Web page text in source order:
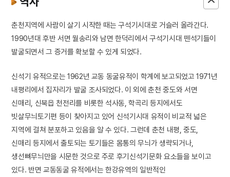
춘천지역에 사람이 살기 시작한 때는 구석기시대로 거슬러 올라간다.
1990년대 후반 서면 월송리와 남면 한덕리에서 구석기시대 뗀석기들이
발굴되면서 그 증거를 확보할 수 있게 되었다.
신석기 유적으로는 1962년 교동 동굴유적이 학계에 보고되었고 1971년
내평리에서 집자리가 발굴 조사되었다. 이 외에 춘천 중도와 서면
신매리, 신북읍 천전리를 비롯한 석사동, 학곡리 등지에서도
빗살무늬토기편 등이 찾아지고 있어 신석기시대 유적이 비교적 넓은
지역에 걸쳐 분포하고 있음을 알 수 있다. 그런데 춘천 내평, 중도,
신매리 등지에서 출토되는 토기들은 몸통의 무늬가 생략되거나,
생선뼈무늬만을 시문한 것으로 주로 후기신석기문화 요소들을 보이고
있다. 반면 교동동굴 유적에서는 한강유역의 일반적인